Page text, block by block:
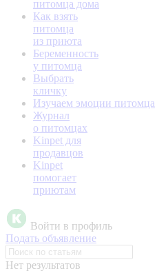
питомца дома
Как взять
питомца
из приюта
Беременность
у питомца
Выбрать
кличку
Изучаем эмоции питомца
Журнал
о питомцах
Kinpet для
продавцов
Kinpet
помогает
приютам
Войти в профиль
Подать объявление
Нет результатов